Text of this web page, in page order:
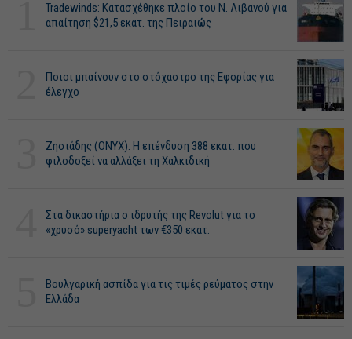
Tradewinds: Κατασχέθηκε πλοίο του Ν. Λιβανού για
απαίτηση $21,5 εκατ. της Πειραιώς
Ποιοι μπαίνουν στο στόχαστρο της Εφορίας για
έλεγχο
Ζησιάδης (ONYX): Η επένδυση 388 εκατ. που
φιλοδοξεί να αλλάξει τη Χαλκιδική
Στα δικαστήρια ο ιδρυτής της Revolut για το
«χρυσό» superyacht των €350 εκατ.
Βουλγαρική ασπίδα για τις τιμές ρεύματος στην
Ελλάδα